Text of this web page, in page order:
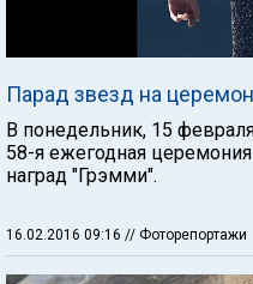
Парад звезд на
В понедельник, 15
58-я ежегодная
наград "Грэмми".
16.02.2016 09:16 // Фоторепортажи